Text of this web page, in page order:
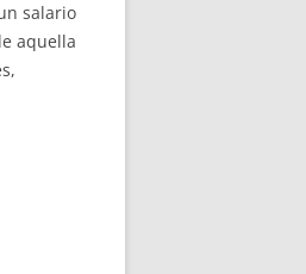
salario
aquella